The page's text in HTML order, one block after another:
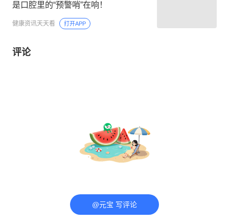
是口腔里的“预警哨”在响！
健康资讯天天看 打开APP
评论
@元宝 写评论